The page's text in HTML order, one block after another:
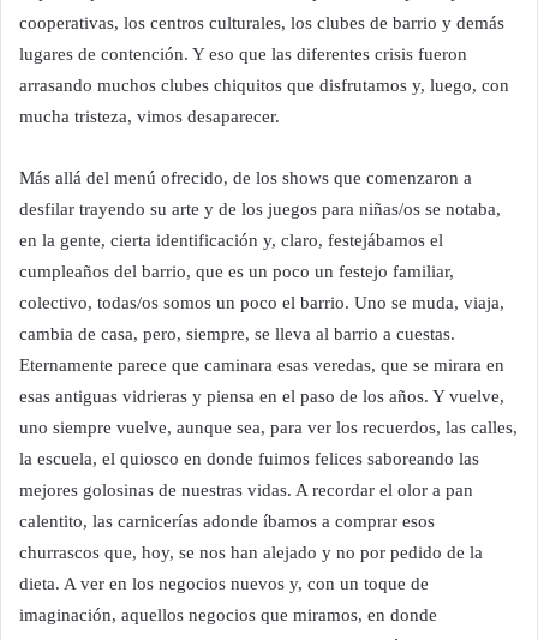
cooperativas, los centros culturales, los clubes de barrio y demás
lugares de contención. Y eso que las diferentes crisis fueron
arrasando muchos clubes chiquitos que disfrutamos y, luego, con
mucha tristeza, vimos desaparecer.
Más allá del menú ofrecido, de los shows que comenzaron a
desfilar trayendo su arte y de los juegos para niñas/os se notaba,
en la gente, cierta identificación y, claro, festejábamos el
cumpleaños del barrio, que es un poco un festejo familiar,
colectivo, todas/os somos un poco el barrio. Uno se muda, viaja,
cambia de casa, pero, siempre, se lleva al barrio a cuestas.
Eternamente parece que caminara esas veredas, que se mirara en
esas antiguas vidrieras y piensa en el paso de los años. Y vuelve,
uno siempre vuelve, aunque sea, para ver los recuerdos, las calles,
la escuela, el quiosco en donde fuimos felices saboreando las
mejores golosinas de nuestras vidas. A recordar el olor a pan
calentito, las carnicerías adonde íbamos a comprar esos
churrascos que, hoy, se nos han alejado y no por pedido de la
dieta. A ver en los negocios nuevos y, con un toque de
imaginación, aquellos negocios que miramos, en donde